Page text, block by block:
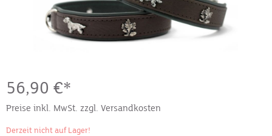
56,90 €*
Preise inkl. MwSt. zzgl. Versandkosten
Derzeit nicht auf Lager!